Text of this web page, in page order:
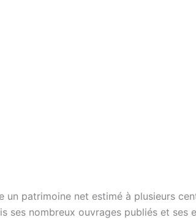
patrimoine net estimé à plusieurs
nombreux ouvrages publiés et ses